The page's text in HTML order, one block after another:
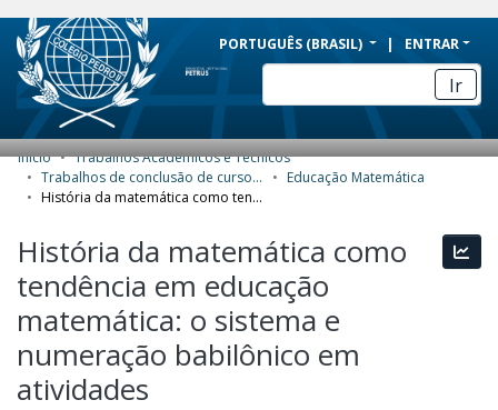
BRAZIL
Simplifique!
Comunica BR
Participe
Acesso à informação
Canais
PORTUGUÊS (BRASIL) ENTRAR
Ir
COMUNIDADES E COLEÇÕES
ESTATÍSTICAS
SOBRE
Início
Trabalhos Acadêmicos e Técnicos
Trabalhos de conclusão de curso de Especialização
Educação Matemática
História da matemática como tendência em educação matemática: o sistema e numeração babilônico em atividades
História da matemática como
tendência em educação
matemática: o sistema e
numeração babilônico em
atividades